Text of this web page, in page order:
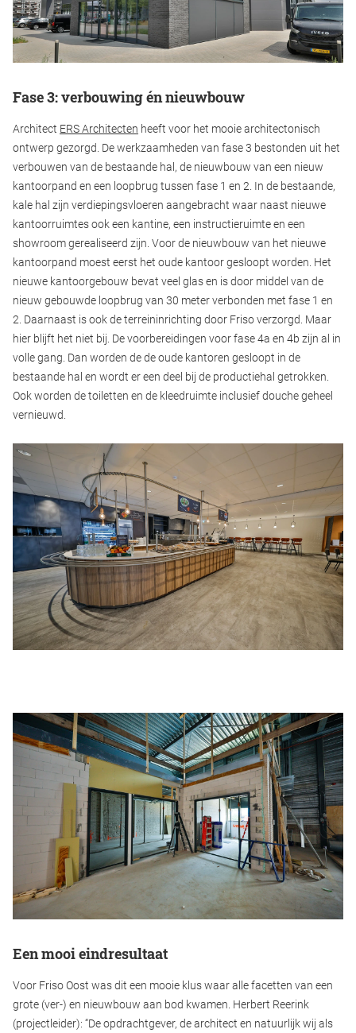
Fase 3: verbouwing én nieuwbouw
Architect ERS Architecten heeft voor het mooie architectonisch
ontwerp gezorgd. De werkzaamheden van fase 3 bestonden uit het
verbouwen van de bestaande hal, de nieuwbouw van een nieuw
kantoorpand en een loopbrug tussen fase 1 en 2. In de bestaande,
kale hal zijn verdiepingsvloeren aangebracht waar naast nieuwe
kantoorruimtes ook een kantine, een instructieruimte en een
showroom gerealiseerd zijn. Voor de nieuwbouw van het nieuwe
kantoorpand moest eerst het oude kantoor gesloopt worden. Het
nieuwe kantoorgebouw bevat veel glas en is door middel van de
nieuw gebouwde loopbrug van 30 meter verbonden met fase 1 en
2. Daarnaast is ook de terreininrichting door Friso verzorgd. Maar
hier blijft het niet bij. De voorbereidingen voor fase 4a en 4b zijn al in
volle gang. Dan worden de de oude kantoren gesloopt in de
bestaande hal en wordt er een deel bij de productiehal getrokken.
Ook worden de toiletten en de kleedruimte inclusief douche geheel
vernieuwd.
Een mooi eindresultaat
Voor Friso Oost was dit een mooie klus waar alle facetten van een
grote (ver-) en nieuwbouw aan bod kwamen. Herbert Reerink
(projectleider): “De opdrachtgever, de architect en natuurlijk wij als